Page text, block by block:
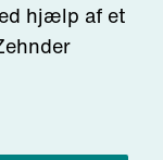
hjælp af et